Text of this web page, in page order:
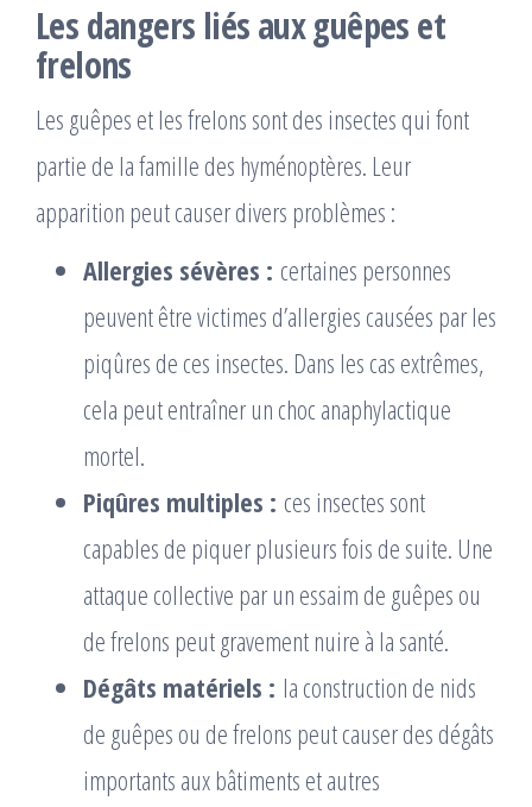
Les dangers liés aux guêpes et
frelons
Les guêpes et les frelons sont des insectes qui font
partie de la famille des hyménoptères. Leur
apparition peut causer divers problèmes :
Allergies sévères : certaines personnes
peuvent être victimes d’allergies causées par les
piqûres de ces insectes. Dans les cas extrêmes,
cela peut entraîner un choc anaphylactique
mortel.
Piqûres multiples : ces insectes sont
capables de piquer plusieurs fois de suite. Une
attaque collective par un essaim de guêpes ou
de frelons peut gravement nuire à la santé.
Dégâts matériels : la construction de nids
de guêpes ou de frelons peut causer des dégâts
importants aux bâtiments et autres